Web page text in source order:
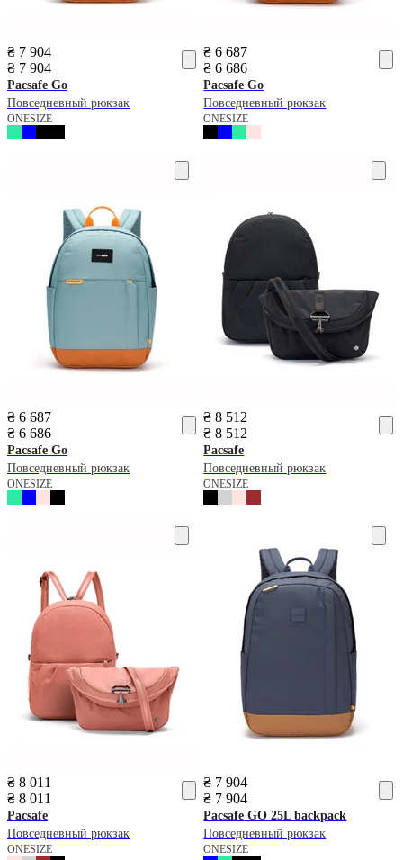
₴ 7 904
₴ 7 904
Pacsafe Go
Повседневный рюкзак
ONESIZE
₴ 6 687
₴ 6 686
Pacsafe Go
Повседневный рюкзак
ONESIZE
₴ 6 687
₴ 6 686
Pacsafe Go
Повседневный рюкзак
ONESIZE
₴ 8 512
₴ 8 512
Pacsafe
Повседневный рюкзак
ONESIZE
₴ 8 011
₴ 8 011
Pacsafe
Повседневный рюкзак
ONESIZE
₴ 7 904
₴ 7 904
Pacsafe GO 25L backpack
Повседневный рюкзак
ONESIZE